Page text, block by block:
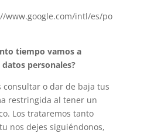
www.google.com/intl/es/po
tiempo vamos a
personales?
consultar o dar de baja tus
restringida al tener un
Los trataremos tanto
nos dejes siguiéndonos,